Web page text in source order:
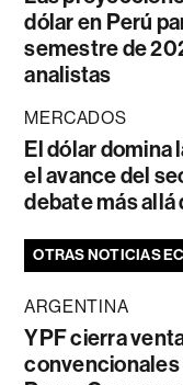
dólar en Perú
semestre de
analistas
MERCADOS
El dólar domina
el avance del
debate más
OTRAS NOTICIAS
ARGENTINA
YPF cierra